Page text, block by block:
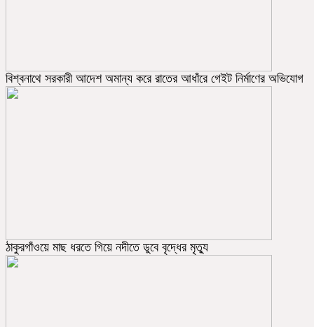
বিশ্বনাথে সরকারী আদেশ অমান্য করে রাতের আধাঁরে গেইট নির্মাণের অভিযোগ
ঠাকুরগাঁওয়ে মাছ ধরতে গিয়ে নদীতে ডুবে বৃদ্ধের মৃত্যু